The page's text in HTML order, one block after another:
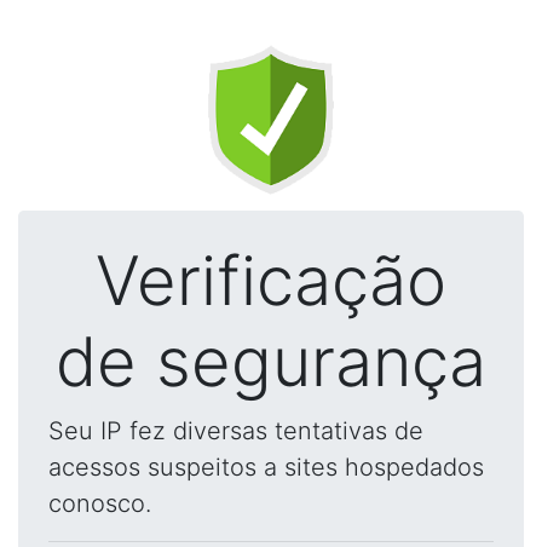
Verificação
de segurança
Seu IP fez diversas tentativas de
acessos suspeitos a sites hospedados
conosco.